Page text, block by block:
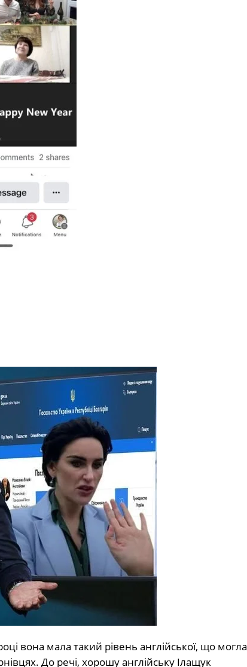
вона мала такий рівень англійської, що могла
До речі, хорошу англійську Ілащук